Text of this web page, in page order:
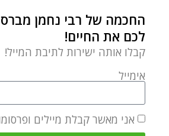
זכה.החכמה של רבי נחמן
לכם את החיים!
קבלו אותה ישירות לתיבת המייל!
אימייל
אני מאשר קבלת מיילים